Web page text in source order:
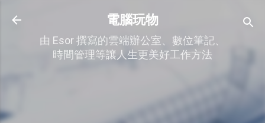
跳到主要內容
電腦玩物
由 Esor 撰寫的雲端辦公室、數位筆記、
時間管理等讓人生更美好工作方法